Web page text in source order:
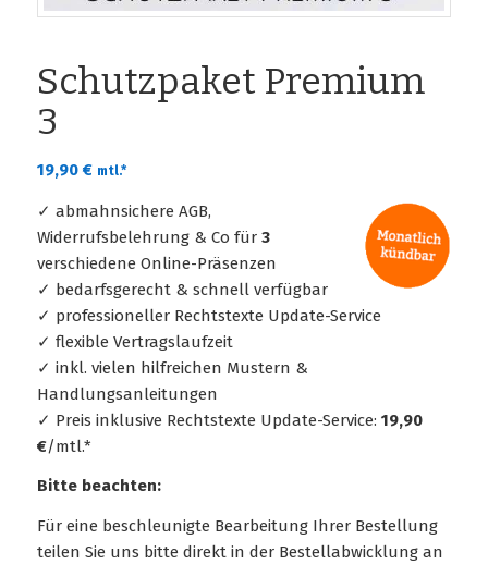
Schutzpaket Premium
3
19,90€ mtl.*
✓ abmahnsichere AGB,
Widerrufsbelehrung & Co für 3
verschiedene Online-Präsenzen
✓ bedarfsgerecht & schnell verfügbar
✓ professioneller Rechtstexte Update-Service
✓ flexible Vertragslaufzeit
✓ inkl. vielen hilfreichen Mustern &
Handlungsanleitungen
✓ Preis inklusive Rechtstexte Update-Service: 19,90
€/mtl.*
Bitte beachten:
Für eine beschleunigte Bearbeitung Ihrer Bestellung
teilen Sie uns bitte direkt in der Bestellabwicklung an